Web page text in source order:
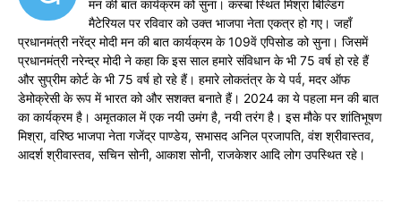
मन की बात कार्यक्रम को सुना। कस्बा स्थित मिश्रा बिल्डिंग
मैटेरियल पर रविवार को उक्त भाजपा नेता एकत्र हो गए। जहाँ
प्रधानमंत्री नरेंद्र मोदी मन की बात कार्यक्रम के 109वें एपिसोड को सुना। जिसमें
प्रधानमंत्री नरेन्द्र मोदी ने कहा कि इस साल हमारे संविधान के भी 75 वर्ष हो रहे हैं
और सुप्रीम कोर्ट के भी 75 वर्ष हो रहे हैं। हमारे लोकतंत्र के ये पर्व, मदर ऑफ
डेमोक्रेसी के रूप में भारत को और सशक्त बनाते हैं। 2024 का ये पहला मन की बात
का कार्यक्रम है। अमृतकाल में एक नयी उमंग है, नयी तरंग है। इस मौके पर शांतिभूषण
मिश्रा, वरिष्ठ भाजपा नेता गजेंद्र पाण्डेय, सभासद अनिल प्रजापति, वंश श्रीवास्तव,
आदर्श श्रीवास्तव, सचिन सोनी, आकाश सोनी, राजकेशर आदि लोग उपस्थित रहे।